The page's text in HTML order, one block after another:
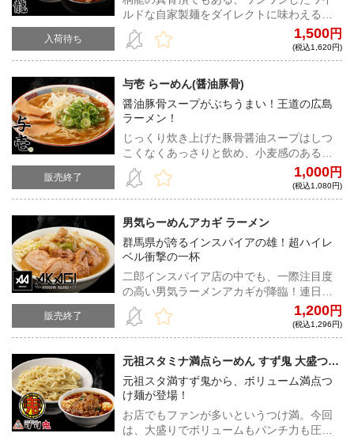
入荷待ち
ルドな自家製麺をダイレクトに味わえる。
様々なトッピングを好みで加え、カスタマ
イズ出来るのも宅麺ならではの楽しみ方の
一つだ！
1,500円
(税込1,620円)
販売終了
与壱 らーめん(醤油豚骨)
醤油豚骨スープがぶちうまい！王道の広島
ラーメン！
じっくり炊き上げた豚骨醤油スープはしつ
こくなくあっさりと飲め、小麦感のあるコ
シの良い中細ストレート麺との相性も抜
群。茹でもやしとネギを合わせれば本場広
島の味が広がる！
1,000円
(税込1,080円)
販売終了
男気らーめんアカギ ラーメン
群馬県が誇るインスパイアの雄！超ハイレ
ベル衝撃の一杯
二郎インスパイア店の中でも、一際注目度
の高い男気ラーメンアカギが降臨！連日長
蛇の列を作り、ファンを魅了して止まない
ラーメンは、麺、スープ、豚、脂全てが超
ハイレベルだ。
1,200円
(税込1,296円)
元祖スタミナ満点らーめん すず鬼 大盛つけ
満
元祖スタ満すず鬼から、ボリューム満点つ
け麺が登場！
お店でもファンが多いというつけ満。今回
は、大盛りでボリュームもパンチ力も圧